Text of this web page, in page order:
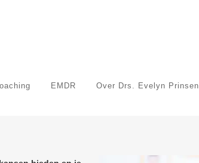
EMDR Over Drs. Evelyn Prinsen